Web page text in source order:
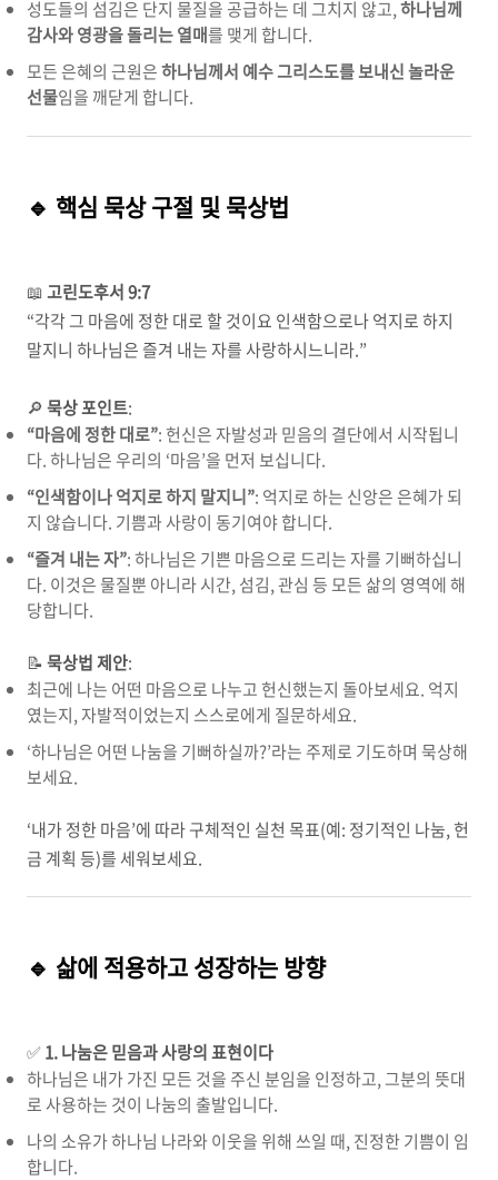
성도들의 섬김은 단지 물질을 공급하는 데 그치지 않고,하나님께
감사와 영광을 돌리는 열매를 맺게 합니다.
모든 은혜의 근원은하나님께서 예수 그리스도를 보내신 놀라운
선물임을 깨닫게 합니다.
🔹 핵심 묵상 구절 및 묵상법
📖 고린도후서9:7
“각각 그 마음에 정한 대로 할 것이요 인색함으로나 억지로 하지
말지니 하나님은 즐겨 내는 자를 사랑하시느니라.”
🔎 묵상 포인트:
“마음에 정한 대로”:헌신은 자발성과 믿음의 결단에서 시작됩니
다.하나님은 우리의 ‘마음’을 먼저 보십니다.
“인색함이나 억지로 하지 말지니”: 억지로 하는 신앙은 은혜가 되
지 않습니다. 기쁨과 사랑이 동기여야 합니다.
“즐겨 내는 자”:하나님은 기쁜 마음으로 드리는 자를 기뻐하십니
다. 이것은 물질뿐 아니라 시간, 섬김,관심 등 모든 삶의 영역에 해
당합니다.
📝 묵상법 제안:
최근에 나는 어떤 마음으로 나누고 헌신했는지 돌아보세요. 억지
였는지, 자발적이었는지 스스로에게 질문하세요.
‘하나님은 어떤 나눔을 기뻐하실까?’라는 주제로 기도하며 묵상해
보세요.
‘내가 정한 마음’에 따라 구체적인 실천 목표(예: 정기적인 나눔,헌
금 계획 등)를 세워보세요.
🔹 삶에 적용하고 성장하는 방향
✅1.나눔은 믿음과 사랑의 표현이다
하나님은 내가 가진 모든 것을 주신 분임을 인정하고, 그분의 뜻대
로 사용하는 것이 나눔의 출발입니다.
나의 소유가 하나님 나라와 이웃을 위해 쓰일 때, 진정한 기쁨이 임
합니다.